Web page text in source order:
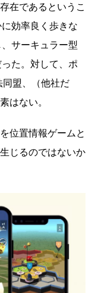
在であるというこ
効率良く歩きな
サーキュラー型
た。対して、ポ
同盟、（他社だ
はない。
位置情報ゲームと
じるのではないか